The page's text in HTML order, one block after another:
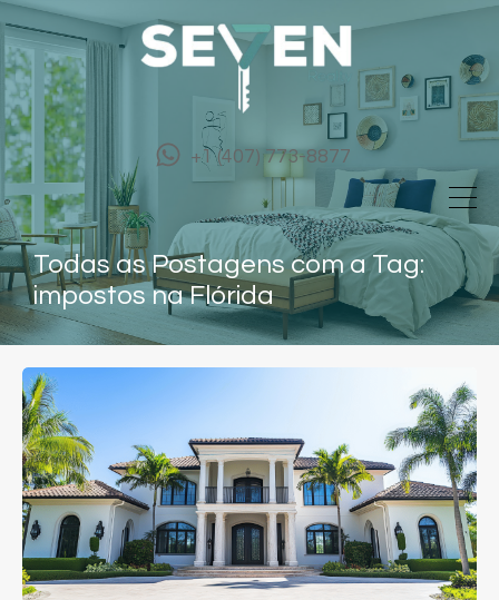
+1 (407) 773-8877
Todas as Postagens com a Tag:
impostos na Flórida